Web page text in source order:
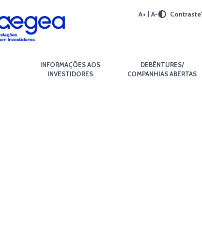
A+ A- Contraste
INFORMAÇÕES AOS
INVESTIDORES
DEBÊNTURES/
COMPANHIAS ABERTAS